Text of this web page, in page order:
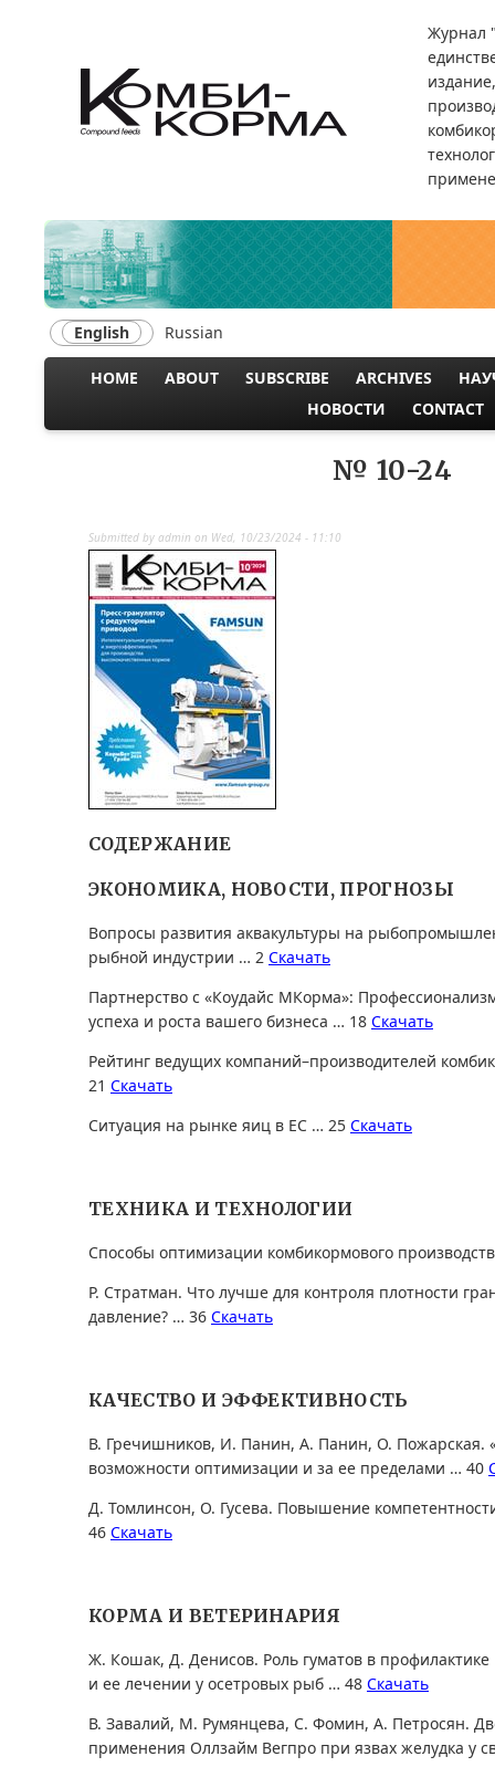
Журнал
English Russian
MAIN
HOME ABOUT SUBSCRIBE ARCHIVES
НОВОСТИ
CONTACT
№ 10-24
Submitted by admin on Wed, 10/23/2024 - 11:10
СОДЕРЖАНИЕ
ЭКОНОМИКА, НОВОСТИ, ПРОГНОЗЫ
Вопросы развития аквакультуры на
рыбной индустрии … 2 Скачать
Партнерство с «Коудайс МКорма»:
успеха и роста вашего бизнеса … 18 Скачать
Рейтинг ведущих компаний–производителей
21 Скачать
Ситуация на рынке яиц в ЕС … 25 Скачать
ТЕХНИКА И ТЕХНОЛОГИИ
Способы оптимизации комбикормового
Р. Стратман. Что лучше для контроля плотности
давление? … 36 Скачать
КАЧЕСТВО И ЭФФЕКТИВНОСТЬ
В. Гречишников, И. Панин, А. Панин, О. Пожарская.
возможности оптимизации и за ее пределами … 40
Д. Томлинсон, О. Гусева. Повышение
46 Скачать
КОРМА И ВЕТЕРИНАРИЯ
Ж. Кошак, Д. Денисов. Роль гуматов в
и ее лечении у осетровых рыб … 48 Скачать
В. Завалий, М. Румянцева, С. Фомин, А. Петросян.
применения Оллзайм Вегпро при язвах желудка у